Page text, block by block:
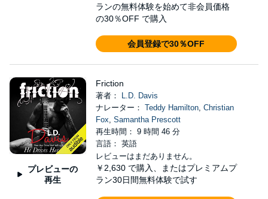
ランの無料体験を始めて非会員価格
の30％OFF で購入
会員登録で30％OFF
プレビューの
再生
Friction
著者：
L.D. Davis
ナレーター： Teddy Hamilton, Christian
Fox, Samantha Prescott
再生時間： 9 時間 46 分
言語： 英語
レビューはまだありません。
￥2,630 で購入、またはプレミアムプ
ラン30日間無料体験で試す